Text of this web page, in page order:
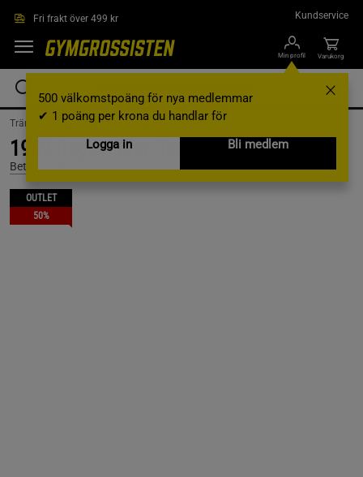
Fri frakt över 499 kr Kundservice
Min profil
500 välkomstpoäng för nya medlemmar
✔ 1 poäng per krona du handlar för
Logga in
Bli medlem
Varukorg
Träningskläder / Träningskläder Herr /T-shirts
1982 Raglan Clsc Tee, White/Desert, S
Better Bodies
OUTLET
50%